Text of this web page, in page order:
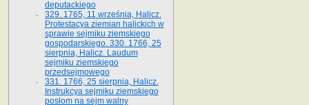
deputackiego
329. 1765, 11 września, Halicz.
Protestacya ziemian halickich w
sprawie sejmiku ziemskiego
gospodarskiego. 330. 1766, 25
sierpnia, Halicz. Laudum
sejmiku ziemskiego
przedsejmowego
331. 1766, 25 sierpnia, Halicz.
Instrukcya sejmiku ziemskiego
posłom na sejm walny